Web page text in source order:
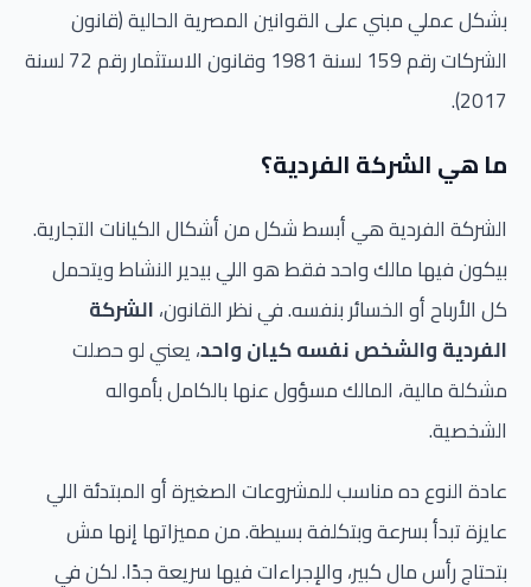
بشكل عملي مبني على القوانين المصرية الحالية (قانون
الشركات رقم 159 لسنة 1981 وقانون الاستثمار رقم 72 لسنة
2017).
ما هي الشركة الفردية؟
الشركة الفردية هي أبسط شكل من أشكال الكيانات التجارية.
بيكون فيها مالك واحد فقط هو اللي بيدير النشاط ويتحمل
كل الأرباح أو الخسائر بنفسه. في نظر القانون،الشركة
الفردية والشخص نفسه كيان واحد، يعني لو حصلت
مشكلة مالية، المالك مسؤول عنها بالكامل بأمواله
الشخصية.
عادة النوع ده مناسب للمشروعات الصغيرة أو المبتدئة اللي
عايزة تبدأ بسرعة وبتكلفة بسيطة. من مميزاتها إنها مش
بتحتاج رأس مال كبير، والإجراءات فيها سريعة جدًا. لكن في